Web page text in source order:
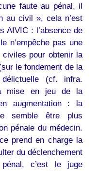
faute au pénal, il
au civil », cela n’est
AIVIC : l’absence de
n’empêche pas une
pour obtenir la
le fondement de la
(cf. infra.
mise en jeu de la
augmentation : la
semble être plus
pénale du médecin.
prend en charge la
du déclenchement
c’est le juge